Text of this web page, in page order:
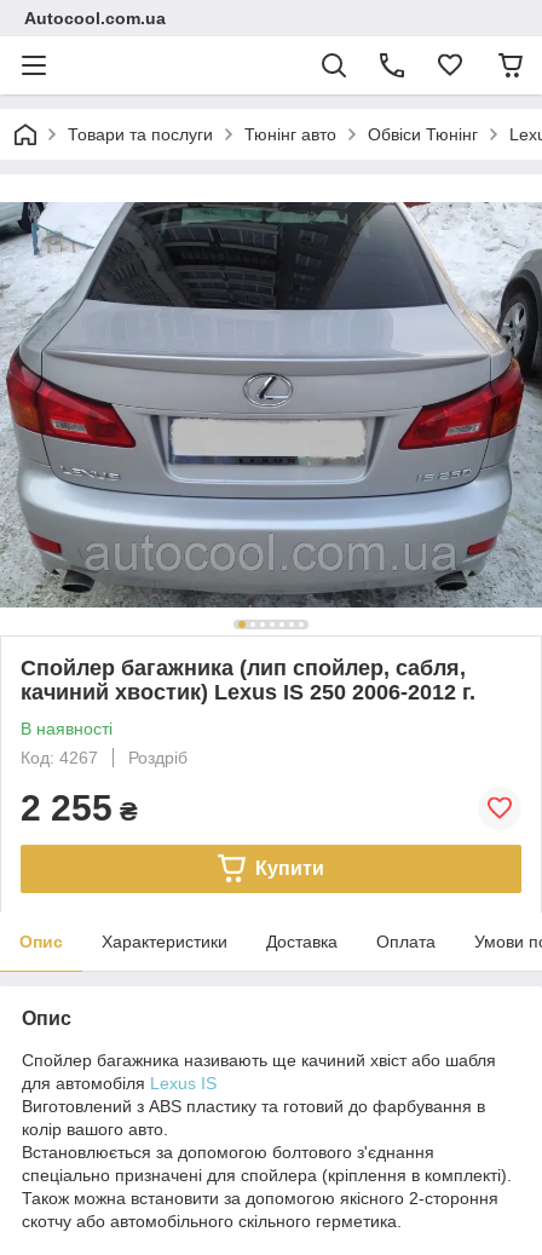
Autocool.com.ua
Товари та послуги Тюнінг авто Обвіси Тюнінг
Спойлер багажника (лип спойлер, сабля,
качиний хвостик) Lexus IS 250 2006-2012 г.
В наявності
Код: 4267
Роздріб
2 255 ₴
Купити
Опис Характеристики Доставка Оплата Умови
Опис
Спойлер багажника називають ще качиний хвіст або шабля
для автомобіля Lexus IS
Виготовлений з ABS пластику та готовий до фарбування в
колір вашого авто.
Встановлюється за допомогою болтового з'єднання
спеціально призначені для спойлера (кріплення в комплекті).
Також можна встановити за допомогою якісного 2-стороння
скотчу або автомобільного скільного герметика.